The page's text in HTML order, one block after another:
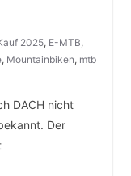
2025, E-MTB,
, Mountainbiken, mtb
DACH nicht
Der